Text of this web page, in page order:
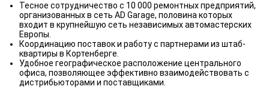
Тесное сотрудничество с 10 000 ремонтных предприятий,
организованных в сеть AD Garage, половина которых
входит в крупнейшую сеть независимых автомастерских
Европы.
Координацию поставок и работу с партнерами из штаб-
квартиры в Кортенберге.
Удобное географическое расположение центрального
офиса, позволяющее эффективно взаимодействовать с
дистрибьюторами и поставщиками.